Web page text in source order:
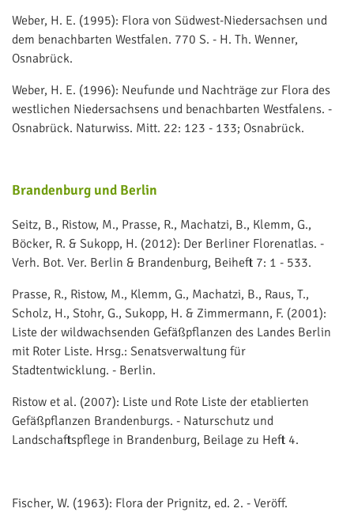
Weber, H. E. (1995): Flora von Südwest-Niedersachsen und
dem benachbarten Westfalen. 770 S. - H. Th. Wenner,
Osnabrück.
Weber, H. E. (1996): Neufunde und Nachträge zur Flora des
westlichen Niedersachsens und benachbarten Westfalens. -
Osnabrück. Naturwiss. Mitt. 22: 123 - 133; Osnabrück.
Brandenburg und Berlin
Seitz, B., Ristow, M., Prasse, R., Machatzi, B., Klemm, G.,
Böcker, R. & Sukopp, H. (2012): Der Berliner Florenatlas. -
Verh. Bot. Ver. Berlin & Brandenburg, Beiheft 7: 1 - 533.
Prasse, R., Ristow, M., Klemm, G., Machatzi, B., Raus, T.,
Scholz, H., Stohr, G., Sukopp, H. & Zimmermann, F. (2001):
Liste der wildwachsenden Gefäßpflanzen des Landes Berlin
mit Roter Liste. Hrsg.: Senatsverwaltung für
Stadtentwicklung. - Berlin.
Ristow et al. (2007): Liste und Rote Liste der etablierten
Gefäßpflanzen Brandenburgs. - Naturschutz und
Landschaftspflege in Brandenburg, Beilage zu Heft 4.
Fischer, W. (1963): Flora der Prignitz, ed. 2. - Veröff.